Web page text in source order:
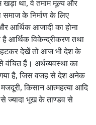
खड़ा था, वे तमाम मूल्य और
के निर्माण के लिए
आर्थिक आजादी का होना
आर्थिक विकेन्द्रीकरण तथा
हटकर देखें तो आज भी देश के
हैं। अर्थव्यवस्था का
गया है, जिस वजह से देश अनेक
किसान आत्महत्या आदि
ज्यादा भूख के ताण्डव से